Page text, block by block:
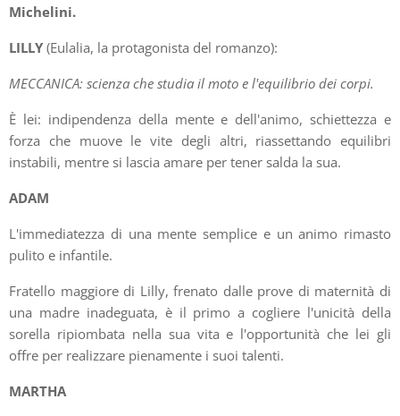
Michelini.
LILLY (Eulalia, la protagonista del romanzo):
MECCANICA: scienza che studia il moto e l'equilibrio dei corpi.
È lei: indipendenza della mente e dell'animo, schiettezza e
forza che muove le vite degli altri, riassettando equilibri
instabili, mentre si lascia amare per tener salda la sua.
ADAM
L'immediatezza di una mente semplice e un animo rimasto
pulito e infantile.
Fratello maggiore di Lilly, frenato dalle prove di maternità di
una madre inadeguata, è il primo a cogliere l'unicità della
sorella ripiombata nella sua vita e l'opportunità che lei gli
offre per realizzare pienamente i suoi talenti.
MARTHA